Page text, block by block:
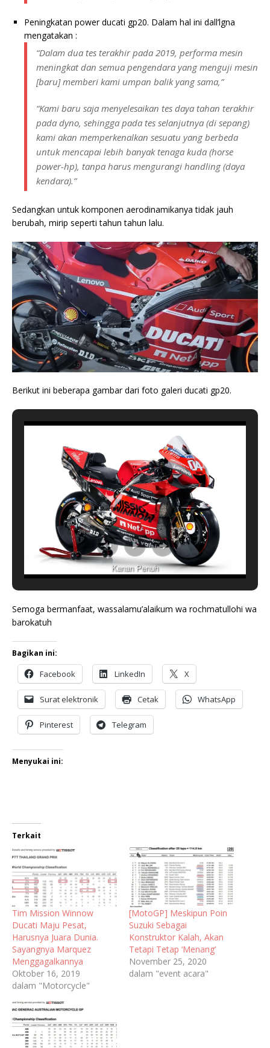
Peningkatan power ducati gp20. Dalam hal ini dall’lgna
mengatakan :
“Dalam dua tes terakhir pada 2019, performa mesin
meningkat dan semua pengendara yang menguji mesin
[baru] memberi kami umpan balik yang sama,”
“Kami baru saja menyelesaikan tes daya tahan terakhir
pada dyno, sehingga pada tes selanjutnya (di sepang)
kami akan memperkenalkan sesuatu yang berbeda
untuk mencapai lebih banyak tenaga kuda (horse
power-hp), tanpa harus mengurangi handling (daya
kendara).”
Sedangkan untuk komponen aerodinamikanya tidak jauh
berubah, mirip seperti tahun tahun lalu.
Berikut ini beberapa gambar dari foto galeri ducati gp20.
Kanan Penuh
Semoga bermanfaat, wassalamu’alaikum wa rochmatullohi wa
barokatuh
Bagikan ini:
Facebook LinkedIn X
Surat elektronik Cetak WhatsApp
Pinterest Telegram
Menyukai ini:
Terkait
Tim Mission Winnow
Ducati Maju Pesat,
Harusnya Juara Dunia.
Sayangnya Marquez
Menggagalkannya
Oktober 16, 2019
dalam "Motorcycle"
[MotoGP] Meskipun Poin
Suzuki Sebagai
Konstruktor Kalah, Akan
Tetapi Tetap ‘Menang’
November 25, 2020
dalam "event acara"